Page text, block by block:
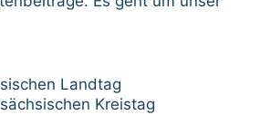
Landtag
Kreistag